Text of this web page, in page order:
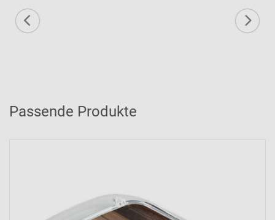
Passende Produkte